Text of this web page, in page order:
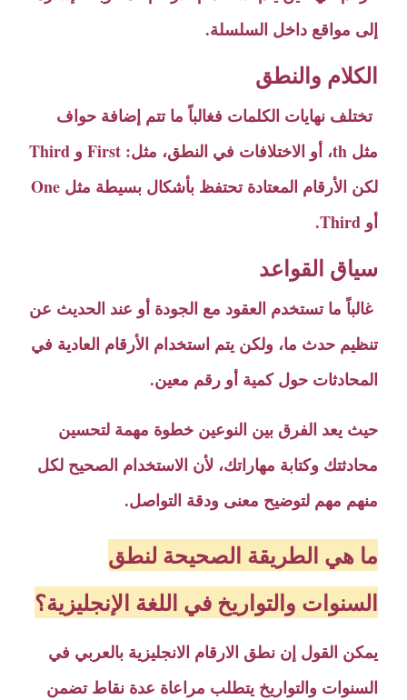
إلى مواقع داخل السلسلة.
الكلام والنطق
تختلف نهايات الكلمات فغالباً ما تتم إضافة حواف
مثل th، أو الاختلافات في النطق، مثل: First و Third
لكن الأرقام المعتادة تحتفظ بأشكال بسيطة مثل One
أو Third.
سياق القواعد
غالباً ما تستخدم العقود مع الجودة أو عند الحديث عن
تنظيم حدث ما، ولكن يتم استخدام الأرقام العادية في
المحادثات حول كمية أو رقم معين.
حيث يعد الفرق بين النوعين خطوة مهمة لتحسين
محادثتك وكتابة مهاراتك، لأن الاستخدام الصحيح لكل
منهم مهم لتوضيح معنى ودقة التواصل.
ما هي الطريقة الصحيحة لنطق
السنوات والتواريخ في اللغة الإنجليزية؟
يمكن القول إن نطق الارقام الانجليزية بالعربي في
السنوات والتواريخ يتطلب مراعاة عدة نقاط تضمن